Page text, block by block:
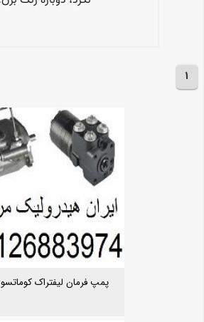
1
پمپ فرمان لیفتراک کوماتسو 2 تن